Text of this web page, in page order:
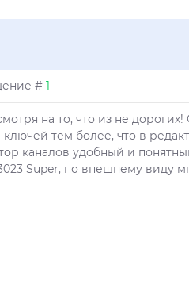
# 1
на то, что из не
тем более, что в
каналов удобный и
Super, по внешнему виду